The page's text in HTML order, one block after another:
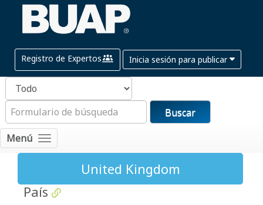
Registro de Expertos Inicia sesión para publicar
Buscar
Menú
United Kingdom
País